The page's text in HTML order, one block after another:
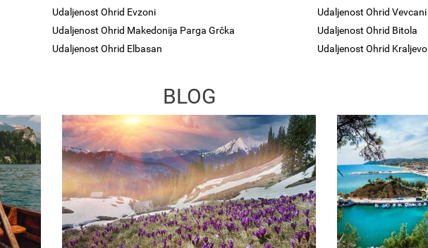
Udaljenost Ohrid Evzoni
Udaljenost Ohrid Vevcani
Udaljenost Ohrid Makedonija Parga Grčka
Udaljenost Ohrid Bitola
Udaljenost Ohrid Elbasan Udaljenost Ohrid Kraljevo
BLOG